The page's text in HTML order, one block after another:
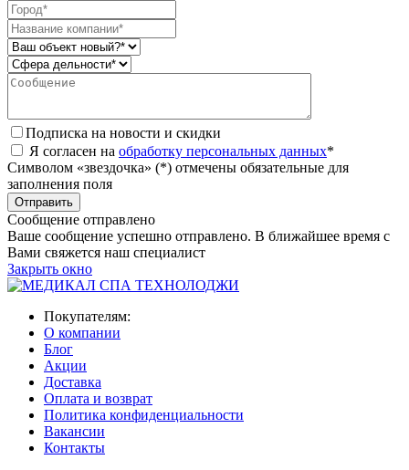
Подписка на новости и скидки
Я согласен на обработку персональных данных*
Символом «звездочка» (*) отмечены обязательные для
заполнения поля
Сообщение отправлено
Ваше сообщение успешно отправлено. В ближайшее время с
Вами свяжется наш специалист
Закрыть окно
Покупателям:
О компании
Блог
Акции
Доставка
Оплата и возврат
Политика конфиденциальности
Вакансии
Контакты